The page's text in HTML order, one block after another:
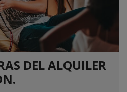
DEL ALQUILER